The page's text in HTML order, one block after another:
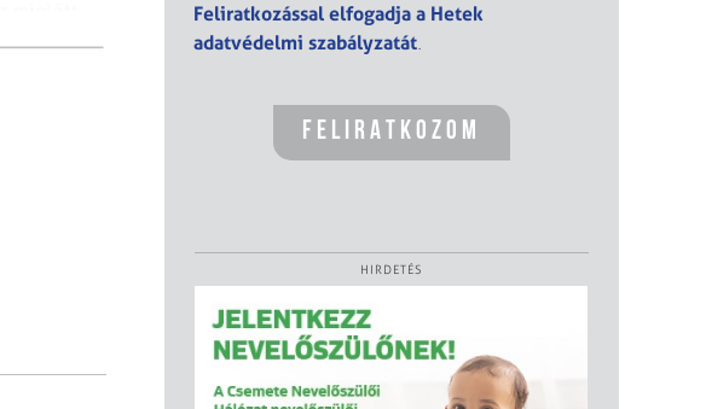
Feliratkozással elfogadja a Hetek
adatvédelmi szabályzatát.
HIRDETÉS